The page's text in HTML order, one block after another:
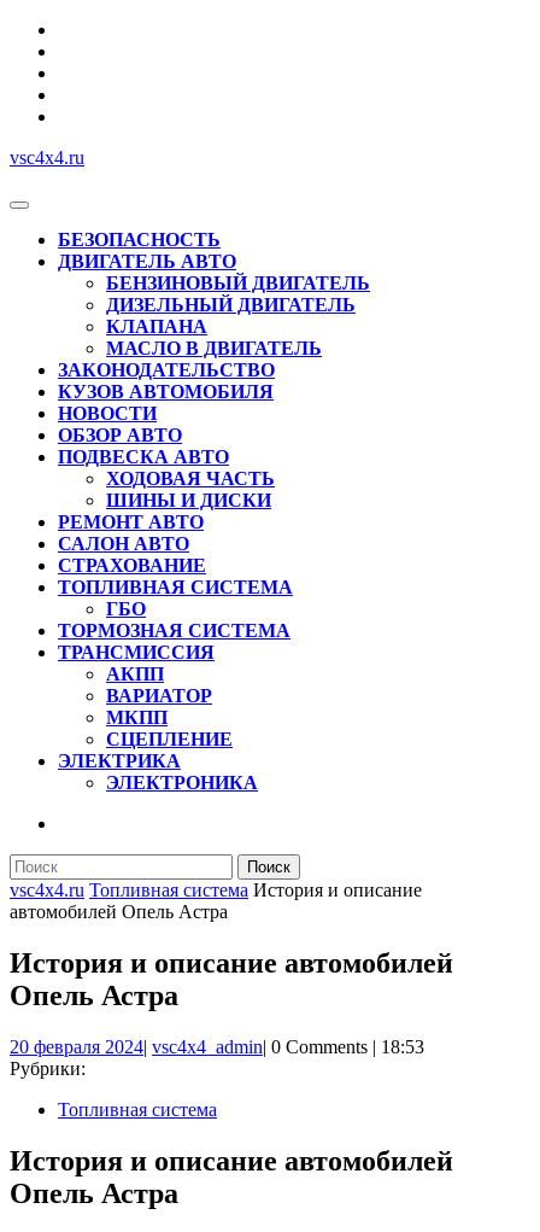
Перейти
содержимому
vsc4x4.ru
Кнопка
ОткрытьБЕЗОПАСНОСТЬ
ДВИГАТЕЛЬ АВТО
БЕНЗИНОВЫЙ ДВИГАТЕЛЬ
ДИЗЕЛЬНЫЙ ДВИГАТЕЛЬ
КЛАПАНА
МАСЛО В ДВИГАТЕЛЬ
ЗАКОНОДАТЕЛЬСТВО
КУЗОВ АВТОМОБИЛЯ
НОВОСТИ
ОБЗОР АВТО
ПОДВЕСКА АВТО
ХОДОВАЯ ЧАСТЬ
ШИНЫ И ДИСКИ
РЕМОНТ АВТО
САЛОН АВТО
СТРАХОВАНИЕ
ТОПЛИВНАЯ СИСТЕМА
ГБО
ТОРМОЗНАЯ СИСТЕМА
ТРАНСМИССИЯ
АКПП
ВАРИАТОР
МКПП
СЦЕПЛЕНИЕ
ЭЛЕКТРИКА
ЭЛЕКТРОНИКА
КНОПКА
Найти:
vsc4x4.ru Топливная система История и описание
автомобилей Опель Астра
История и описание автомобилей
Опель Астра
20 февраля 202420
| vsc4x4_adminvsc4x4_admin
| 0 Comments | 18:53
Рубрики:
Топливная система
История и описание автомобилей
Опель Астра